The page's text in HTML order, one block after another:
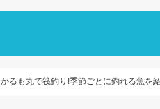
かるも丸で筏釣り!季節ごとに釣れる魚を